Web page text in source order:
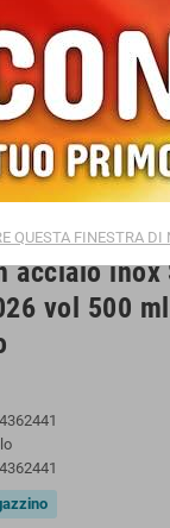
acciaio inox
vol 500 ml
QUESTA FINESTRA DI